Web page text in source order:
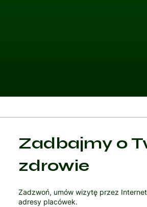
Zadbajmy o
zdrowie
Zadzwoń, umów wizytę przez
adresy placówek.